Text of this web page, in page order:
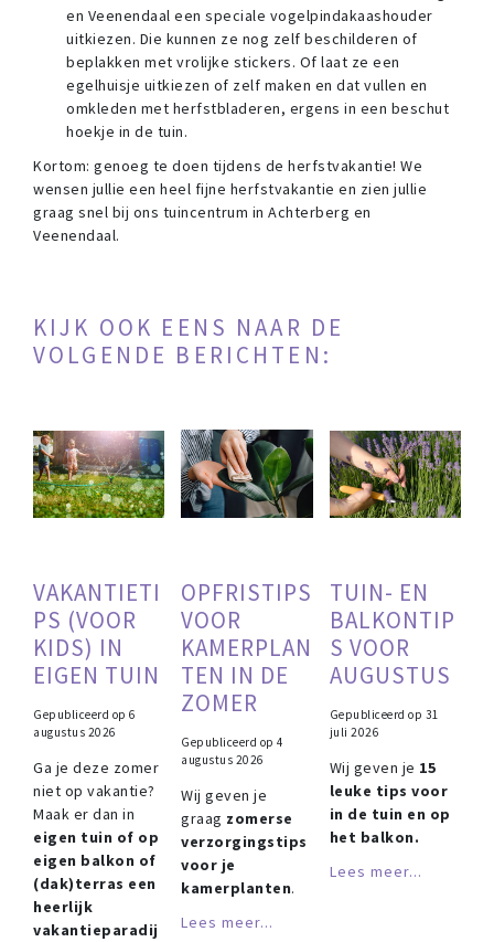
en Veenendaal een speciale vogelpindakaashouder
uitkiezen. Die kunnen ze nog zelf beschilderen of
beplakken met vrolijke stickers. Of laat ze een
egelhuisje uitkiezen of zelf maken en dat vullen en
omkleden met herfstbladeren, ergens in een beschut
hoekje in de tuin.
Kortom: genoeg te doen tijdens de herfstvakantie! We
wensen jullie een heel fijne herfstvakantie en zien jullie
graag snel bij ons tuincentrum in Achterberg en
Veenendaal.
KIJK OOK EENS NAAR DE
VOLGENDE BERICHTEN:
VAKANTIETI
PS (VOOR
KIDS) IN
EIGEN TUIN
Gepubliceerd op 6
augustus 2026
Ga je deze zomer
niet op vakantie?
Maak er dan in
eigen tuin of op
eigen balkon of
(dak)terras een
heerlijk
vakantieparadij
OPFRISTIPS
VOOR
KAMERPLAN
TEN IN DE
ZOMER
Gepubliceerd op4
augustus 2026
Wij geven je
graag zomerse
verzorgingstips
voor je
kamerplanten.
Lees meer...
TUIN- EN
BALKONTIP
S VOOR
AUGUSTUS
Gepubliceerd op 31
juli 2026
Wij geven je 15
leuke tips voor
in de tuin en op
het balkon.
Lees meer...